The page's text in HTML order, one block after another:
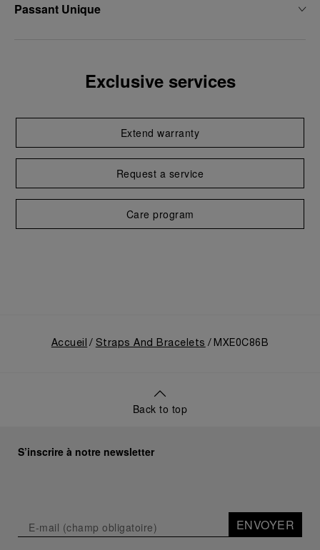
Passant Unique
Exclusive services
Extend warranty
Request a service
Care program
Accueil Straps And Bracelets MXE0C86B
Back to top
S’inscrire à notre newsletter
ENVOYER